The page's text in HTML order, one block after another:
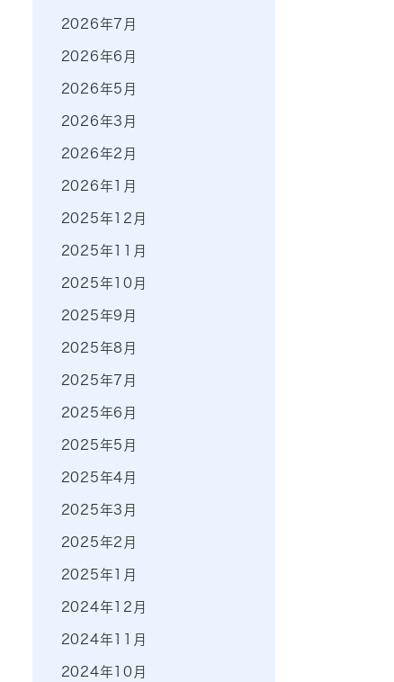
2026年7月
2026年6月
2026年5月
2026年3月
2026年2月
2026年1月
2025年12月
2025年11月
2025年10月
2025年9月
2025年8月
2025年7月
2025年6月
2025年5月
2025年4月
2025年3月
2025年2月
2025年1月
2024年12月
2024年11月
2024年10月